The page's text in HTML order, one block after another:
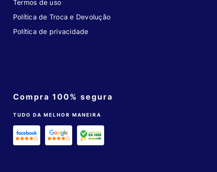
Termos de uso
Política de Troca e Devolução
Política de privacidade
Compra 100% segura
TUDO DA MELHOR MANEIRA